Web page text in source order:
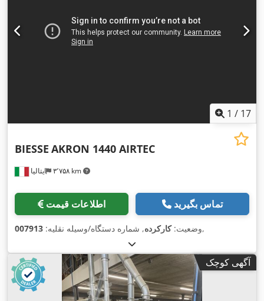
1 / 17
ایتالیا ۳٬۷۵۸ km
BIESSE AKRON 1440 AIRTEC
اطلاعات قیمت تماس بگیرید
وضعیت:کارکرده, شماره دستگاه/وسیله نقلیه: 007913 ,
آگهی کوچک